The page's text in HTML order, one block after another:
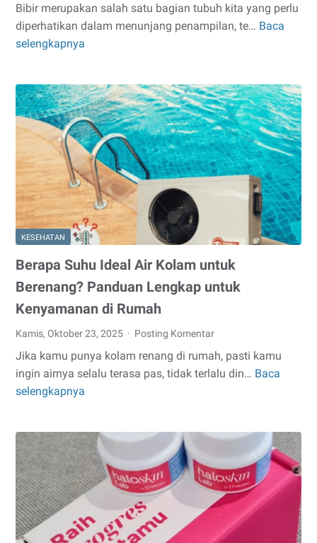
Bibir merupakan salah satu bagian tubuh kita yang perlu
diperhatikan dalam menunjang penampilan, te… Baca
selengkapnya
Perawatan
dengan
Lip
Galaxy
dari
Animate
KESEHATAN
Berapa Suhu Ideal Air Kolam untuk
Berenang? Panduan Lengkap untuk
Kenyamanan di Rumah
Kamis, Oktober 23, 2025 Posting Komentar
Jika kamu punya kolam renang di rumah, pasti kamu
ingin airnya selalu terasa pas, tidak terlalu din… Baca
selengkapnya
Berapa
Kolam
untuk
Berenang?
Panduan
Lengkap
untuk